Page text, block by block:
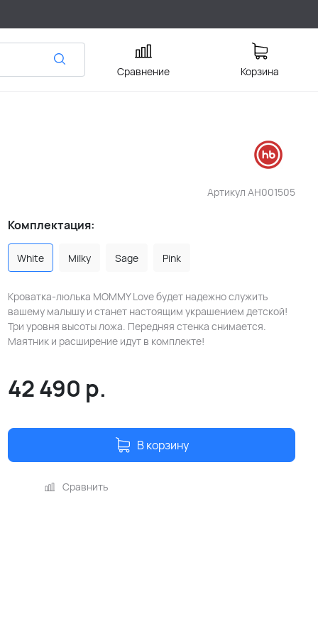
Сравнение Корзина
Артикул АН001505
Комплектация:
White Milky Sage Pink
Кроватка-люлька MOMMY Love будет надежно служить
вашему малышу и станет настоящим украшением детской!
Три уровня высоты ложа. Передняя стенка снимается.
Маятник и расширение идут в комплекте!
42 490 р.
В корзину
Сравнить